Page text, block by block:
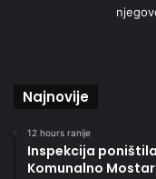
Najnovije
12 hours ranije
Inspekcija
Komunalno Mostar